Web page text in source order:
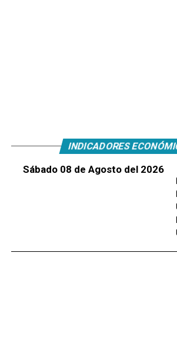
INDICADORES
Sábado 08 de Agosto del 2026